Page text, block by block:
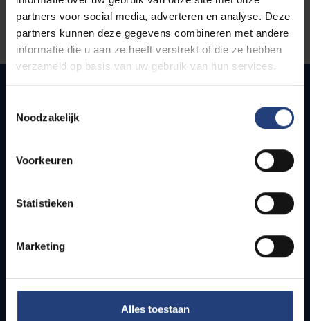
partners voor social media, adverteren en analyse. Deze
partners kunnen deze gegevens combineren met andere
informatie die u aan ze heeft verstrekt of die ze hebben
verzameld op basis van uw gebruik van hun services.
Noodzakelijk
Voorkeuren
Statistieken
Marketing
Alles toestaan
Quick links
How to get to the VUB campuses